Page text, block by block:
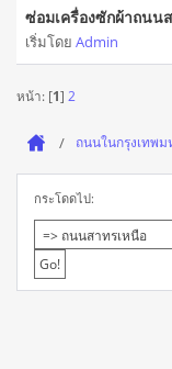
ซ่อมเครื่องซักผ้าถนน
เริ่มโดย Admin
หน้า: [1] 2
ถนนในกรุงเทพ
กระโดดไป: